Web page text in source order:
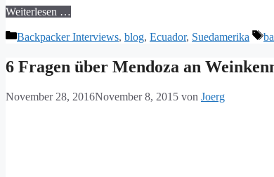
Weiterlesen …
Kategorien
Backpacker Interviews, blog, Ecuador, Suedamerika
6 Fragen über Mendoza an
November 28, 2016November 8, 2015 von Joerg